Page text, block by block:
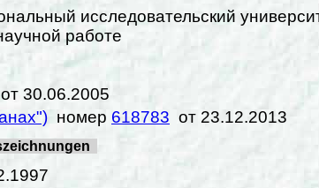
исследовательский
работе
от 30.06.2005
номер 618783 от 23.12.2013